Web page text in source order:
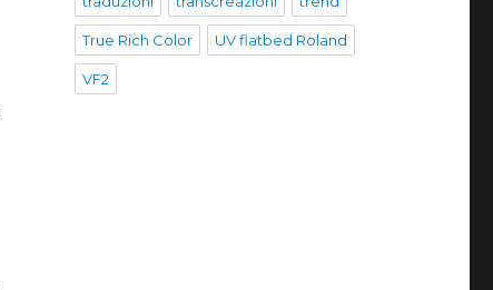
True Rich Color UV flatbed Roland
VF2